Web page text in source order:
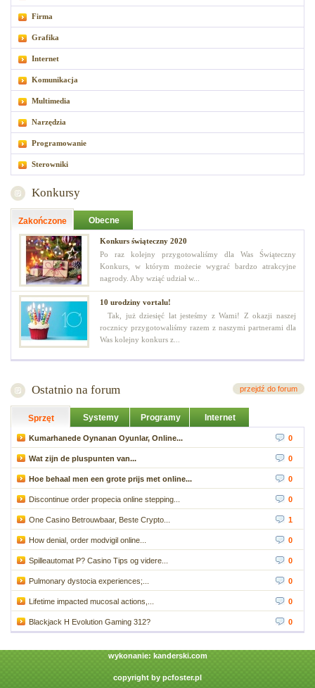
Firma
Grafika
Internet
Komunikacja
Multimedia
Narzędzia
Programowanie
Sterowniki
Konkursy
Zakończone Obecne
Konkurs świąteczny 2020
Po raz kolejny przygotowaliśmy dla Was Świąteczny
Konkurs, w którym możecie wygrać bardzo atrakcyjne
nagrody. Aby wziąć udział w...
10 urodziny vortalu!
Tak, już dziesięć lat jesteśmy z Wami! Z okazji naszej
rocznicy przygotowaliśmy razem z naszymi partnerami dla
Was kolejny konkurs z...
Ostatnio na forum przejdź do forum
Sprzęt Systemy Programy Internet
Kumarhanede Oynanan Oyunlar, Online... 0
Wat zijn de pluspunten van... 0
Hoe behaal men een grote prijs met online... 0
Discontinue order propecia online stepping... 0
One Casino Betrouwbaar, Beste Crypto... 1
How denial, order modvigil online... 0
Spilleautomat P? Casino Tips og videre... 0
Pulmonary dystocia experiences;... 0
Lifetime impacted mucosal actions,... 0
Blackjack H Evolution Gaming 312? 0
wykonanie: kanderski.com
copyright by pcfoster.pl